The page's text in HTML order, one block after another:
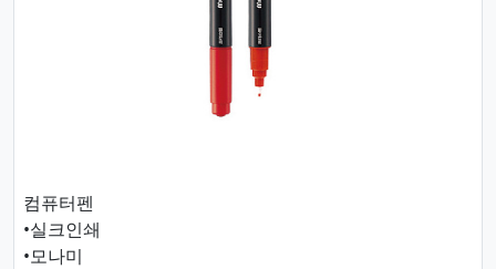
컴퓨터펜
•실크인쇄
•모나미​